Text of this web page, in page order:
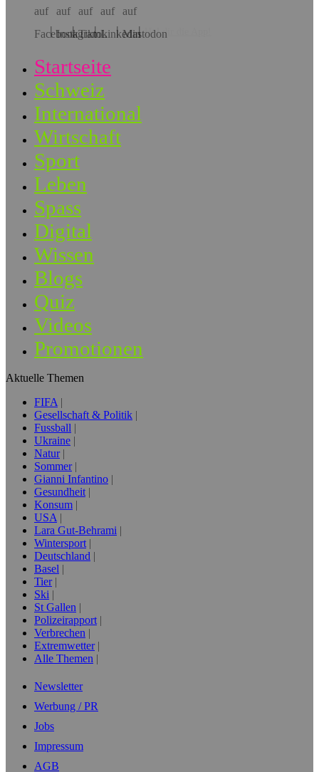
Hol dir die App!
Startseite
Schweiz
International
Wirtschaft
Sport
Leben
Spass
Digital
Wissen
Blogs
Quiz
Videos
Promotionen
Aktuelle Themen
FIFA
Gesellschaft & Politik
Fussball
Ukraine
Natur
Sommer
Gianni Infantino
Gesundheit
Konsum
USA
Lara Gut-Behrami
Wintersport
Deutschland
Basel
Tier
Ski
St Gallen
Polizeirapport
Verbrechen
Extremwetter
Alle Themen
Newsletter
Werbung / PR
Jobs
Impressum
AGB